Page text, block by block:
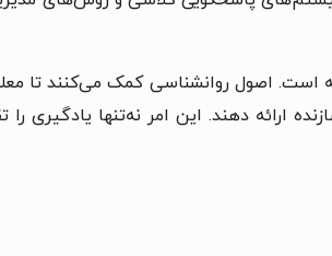
اصول روانشناسی کمک می‌کنند تا
ارائه دهند. این امر نه‌تنها یادگیری